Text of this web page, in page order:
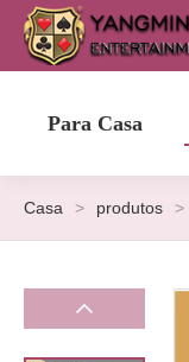
Para Casa
Casa > produtos >